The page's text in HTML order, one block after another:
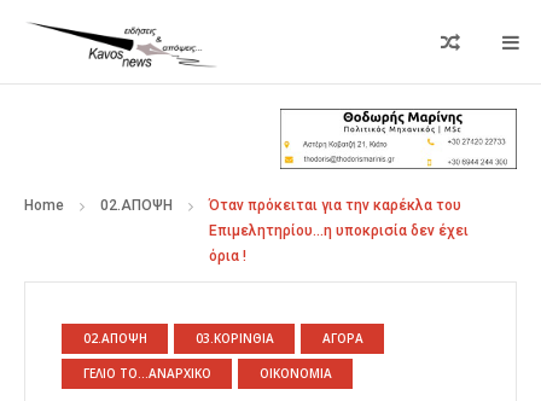
Home 02.ΑΠΟΨΗ
Όταν πρόκειται για την καρέκλα του
Επιμελητηρίου…η υποκρισία δεν έχει
όρια !
02.ΑΠΟΨΗ 03.ΚΟΡΙΝΘΙΑ ΑΓΟΡΑ
ΓΕΛΙΟ ΤΟ...ΑΝΑΡΧΙΚΟ ΟΙΚΟΝΟΜΙΑ